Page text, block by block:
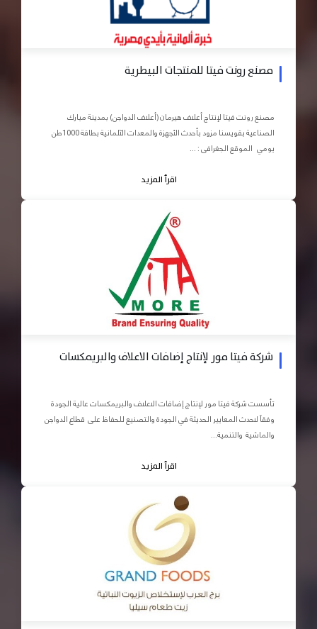
مصنع رونت فيتا للمنتجات البيطرية
مصنع رونت فيتا لإنتاج أعلاف هيرمان (أعلاف الدواجن) بمدينة مبارك
الصناعية بقويسنا مزود بأحدث الأجهزة والمعدات الآلمانية بطاقة 1000طن
يومي الموقع الجغرافى : ...
اقرأ المزيد
شركة فيتا مور لإنتاج إضافات الاعلاف والبريمكسات
تأسست شركة فيتا مور لإنتاج إضافات الاعلاف والبريمكسات عالية الجودة
وفقاً لاحدث المعايير الحديثة في الجودة والتصنيع للحفاظ على قطاع الدواجن
والماشية والتنمية...
اقرأ المزيد